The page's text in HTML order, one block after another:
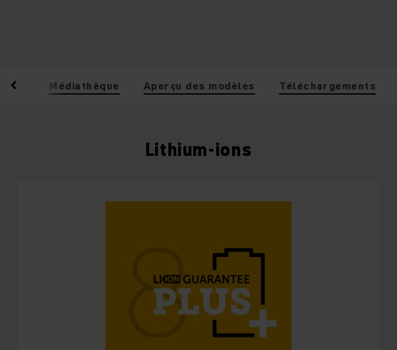
Médiathèque Aperçu des modèles Téléchargements
Lithium-ions